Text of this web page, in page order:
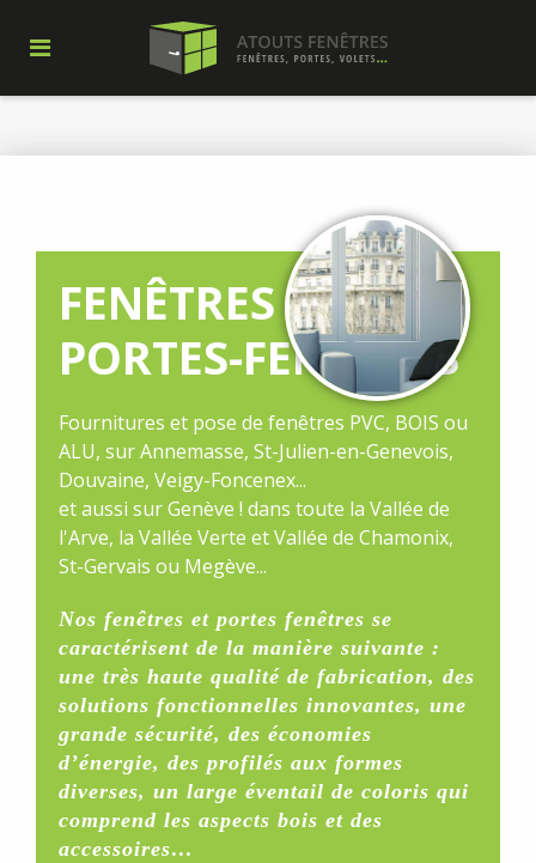
FENÊTRES ET
PORTES-FENÊTRES
Fournitures et pose de fenêtres PVC, BOIS ou
ALU, sur Annemasse, St-Julien-en-Genevois,
Douvaine, Veigy-Foncenex...
et aussi sur Genève ! dans toute la Vallée de
l'Arve, la Vallée Verte et Vallée de Chamonix,
St-Gervais ou Megève...
Nos fenêtres et portes fenêtres se
caractérisent de la manière suivante :
une très haute qualité de fabrication, des
solutions fonctionnelles innovantes, une
grande sécurité, des économies
d’énergie, des profilés aux formes
diverses, un large éventail de coloris qui
comprend les aspects bois et des
accessoires…